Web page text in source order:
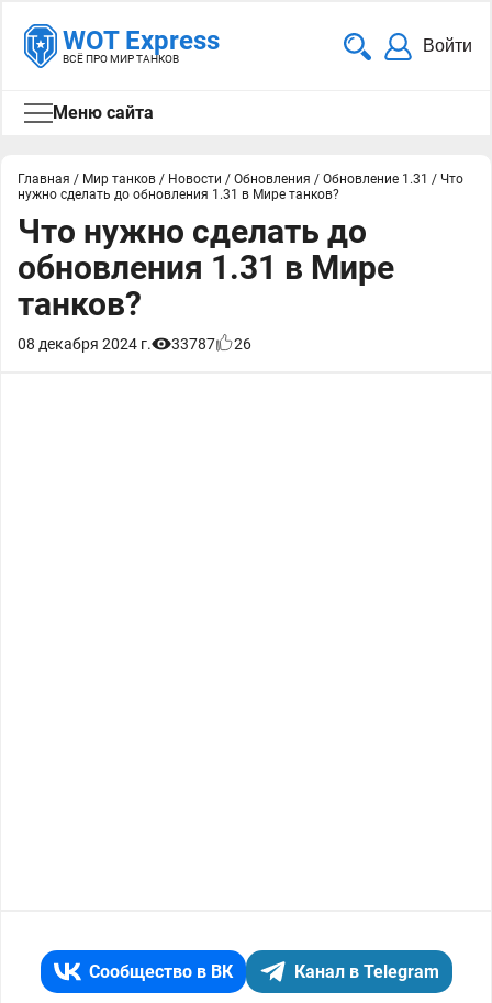
WOT Express
ВСЁ ПРО МИР ТАНКОВ
Войти
Меню сайта
Главная / Мир танков / Новости / Обновления / Обновление 1.31 / Что
нужно сделать до обновления 1.31 в Мире танков?
Что нужно сделать до
обновления 1.31 в Мире
танков?
08 декабря 2024 г. 33787 26
Сообщество в ВК Канал в Telegram